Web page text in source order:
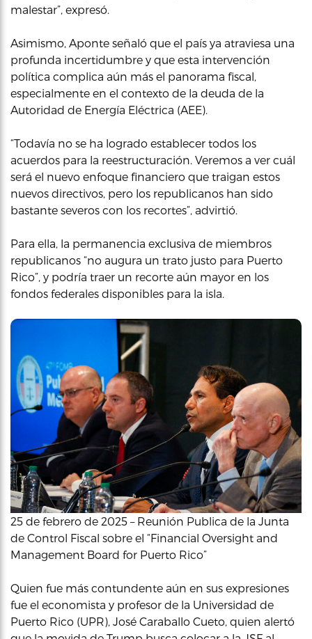
malestar”, expresó.
Asimismo, Aponte señaló que el país ya atraviesa una
profunda incertidumbre y que esta intervención
política complica aún más el panorama fiscal,
especialmente en el contexto de la deuda de la
Autoridad de Energía Eléctrica (AEE).
“Todavía no se ha logrado establecer todos los
acuerdos para la reestructuración. Veremos a ver cuál
será el nuevo enfoque financiero que traigan estos
nuevos directivos, pero los republicanos han sido
bastante severos con los recortes”, advirtió.
Para ella, la permanencia exclusiva de miembros
republicanos “no augura un trato justo para Puerto
Rico”, y podría traer un recorte aún mayor en los
fondos federales disponibles para la isla.
25 de febrero de 2025 – Reunión Publica de la Junta
de Control Fiscal sobre el “Financial Oversight and
Management Board for Puerto Rico”
Quien fue más contundente aún en sus expresiones
fue el economista y profesor de la Universidad de
Puerto Rico (UPR), José Caraballo Cueto, quien alertó